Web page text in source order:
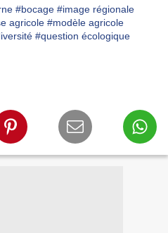
#bocage #image régionale
agricole #modèle agricole
#question écologique